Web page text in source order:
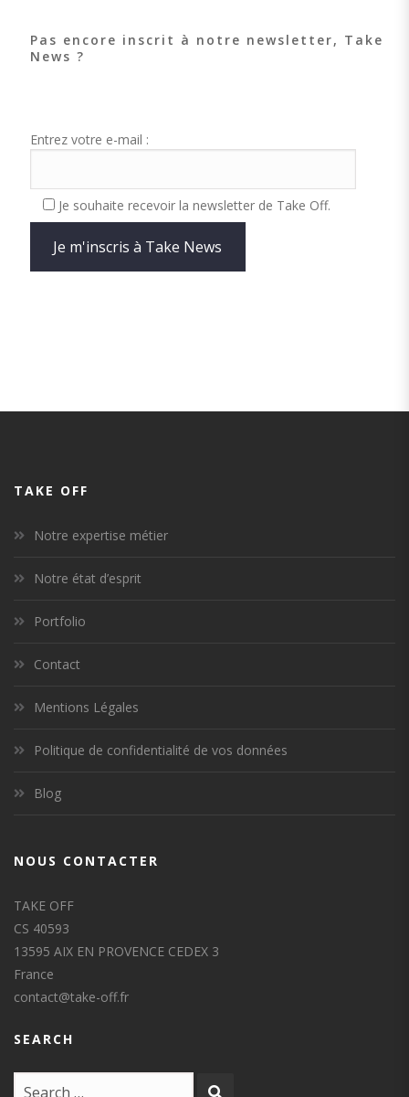
Pas encore inscrit à notre newsletter, Take
News ?
Entrez votre e-mail :
Je souhaite recevoir la newsletter de Take Off.
TAKE OFF
Notre expertise métier
Notre état d’esprit
Portfolio
Contact
Mentions Légales
Politique de confidentialité de vos données
Blog
NOUS CONTACTER
TAKE OFF
CS 40593
13595 AIX EN PROVENCE CEDEX 3
France
contact@take-off.fr
SEARCH